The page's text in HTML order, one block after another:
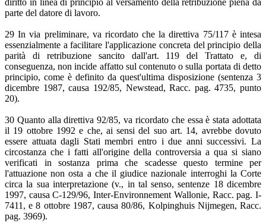
diritto in linea di principio al versamento della retribuzione piena da
parte del datore di lavoro.
29 In via preliminare, va ricordato che la direttiva 75/117 è intesa
essenzialmente a facilitare l'applicazione concreta del principio della
parità di retribuzione sancito dall'art. 119 del Trattato e, di
conseguenza, non incide affatto sul contenuto o sulla portata di detto
principio, come è definito da quest'ultima disposizione (sentenza 3
dicembre 1987, causa 192/85, Newstead, Racc. pag. 4735, punto
20).
30 Quanto alla direttiva 92/85, va ricordato che essa è stata adottata
il 19 ottobre 1992 e che, ai sensi del suo art. 14, avrebbe dovuto
essere attuata dagli Stati membri entro i due anni successivi. La
circostanza che i fatti all'origine della controversia a qua si siano
verificati in sostanza prima che scadesse questo termine per
l'attuazione non osta a che il giudice nazionale interroghi la Corte
circa la sua interpretazione (v., in tal senso, sentenze 18 dicembre
1997, causa C-129/96, Inter-Environnement Wallonie, Racc. pag. I-
7411, e 8 ottobre 1987, causa 80/86, Kolpinghuis Nijmegen, Racc.
pag. 3969).